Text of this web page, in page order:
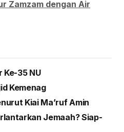
Zamzam dengan Air
Ke-35 NU
Kemenag
Kiai Ma’ruf Amin
Jemaah? Siap-